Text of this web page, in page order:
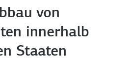
von
innerhalb
Staaten